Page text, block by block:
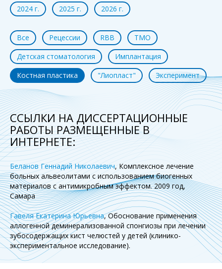
2024 г.
2025 г. 2026 г.
Все Рецессии RBB
ТМО
Детская стоматология
Имплантация
Костная пластика
"Лиопласт" Эксперимент
ССЫЛКИ НА ДИССЕРТАЦИОННЫЕ
РАБОТЫ РАЗМЕЩЕННЫЕ В
ИНТЕРНЕТЕ:
Беланов Геннадий Николаевич, Комплексное лечение
больных альвеолитами с использованием биогенных
материалов с антимикробным эффектом. 2009 год,
Самара
Гавеля Екатерина Юрьевна, Обоснование применения
аллогенной деминерализованной спонгиозы при лечении
зубосодержащих кист челюстей у детей (клинико-
экспериментальное исследование).